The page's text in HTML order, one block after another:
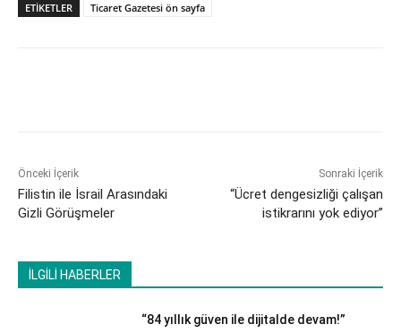
ETİKETLER Ticaret Gazetesi ön sayfa
Önceki İçerik
Filistin ile İsrail Arasındaki
Gizli Görüşmeler
Sonraki İçerik
“Ücret dengesizliği çalışan
istikrarını yok ediyor”
İLGİLİ HABERLER
“84 yıllık güven ile dijitalde devam!”